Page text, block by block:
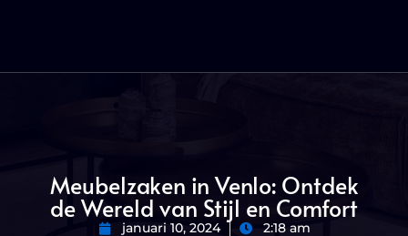
Meubelzaken in Venlo: Ontdek
de Wereld van Stijl en Comfort
januari 10, 2024 2:18 am